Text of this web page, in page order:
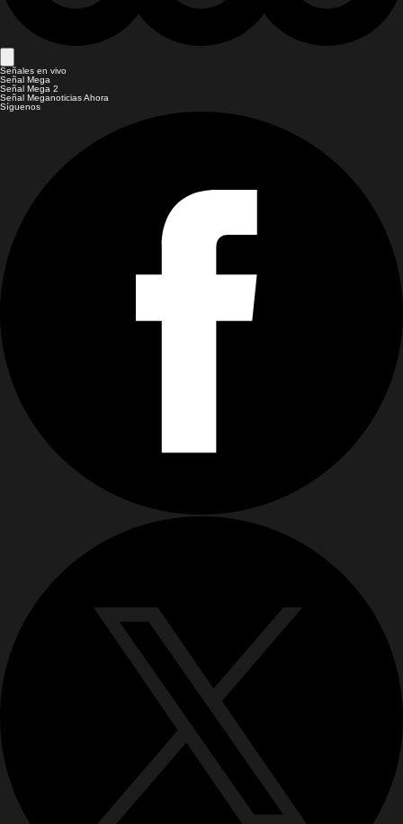
Señales en vivo
Señal Mega
Señal Mega 2
Señal Meganoticias Ahora
Síguenos